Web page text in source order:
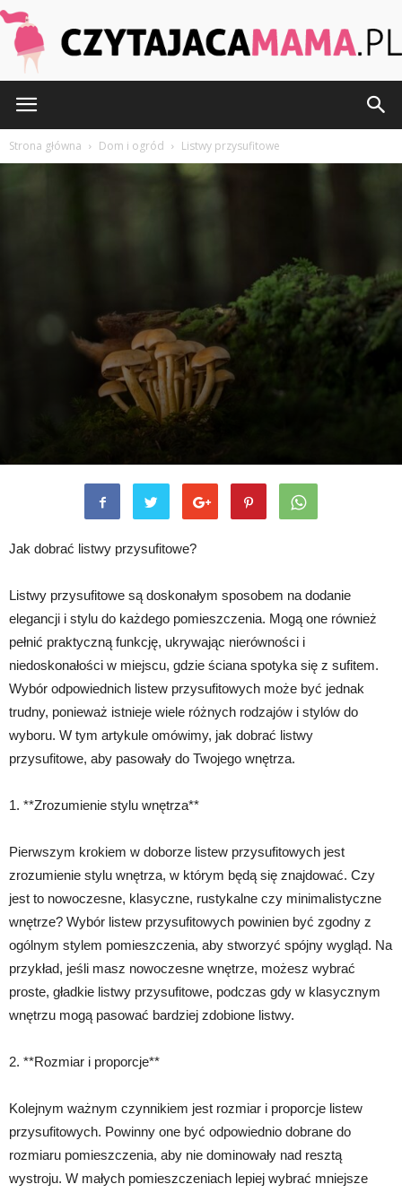
Strona główna Dom i ogród Listwy przysufitowe
Przez Redakcja - 24 czerwca 2024 475
Jak dobrać listwy przysufitowe?
Listwy przysufitowe są doskonałym sposobem na dodanie
elegancji i stylu do każdego pomieszczenia. Mogą one również
pełnić praktyczną funkcję, ukrywając nierówności i
niedoskonałości w miejscu, gdzie ściana spotyka się z sufitem.
Wybór odpowiednich listew przysufitowych może być jednak
trudny, ponieważ istnieje wiele różnych rodzajów i stylów do
wyboru. W tym artykule omówimy, jak dobrać listwy
przysufitowe, aby pasowały do Twojego wnętrza.
1. **Zrozumienie stylu wnętrza**
Pierwszym krokiem w doborze listew przysufitowych jest
zrozumienie stylu wnętrza, w którym będą się znajdować. Czy
jest to nowoczesne, klasyczne, rustykalne czy minimalistyczne
wnętrze? Wybór listew przysufitowych powinien być zgodny z
ogólnym stylem pomieszczenia, aby stworzyć spójny wygląd. Na
przykład, jeśli masz nowoczesne wnętrze, możesz wybrać
proste, gładkie listwy przysufitowe, podczas gdy w klasycznym
wnętrzu mogą pasować bardziej zdobione listwy.
2. **Rozmiar i proporcje**
Kolejnym ważnym czynnikiem jest rozmiar i proporcje listew
przysufitowych. Powinny one być odpowiednio dobrane do
rozmiaru pomieszczenia, aby nie dominowały nad resztą
wystroju. W małych pomieszczeniach lepiej wybrać mniejsze